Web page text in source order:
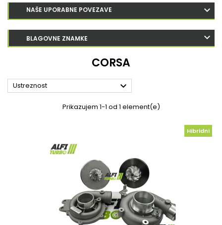
NAŠE UPORABNE POVEZAVE
BLAGOVNE ZNAMKE
CORSA
Ustreznost 
Prikazujem 1-1 od 1 element(e)
Hibridni